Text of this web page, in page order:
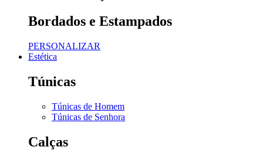
Bordados e Estampados
PERSONALIZAR
Estética
Túnicas
Túnicas de Homem
Túnicas de Senhora
Calças